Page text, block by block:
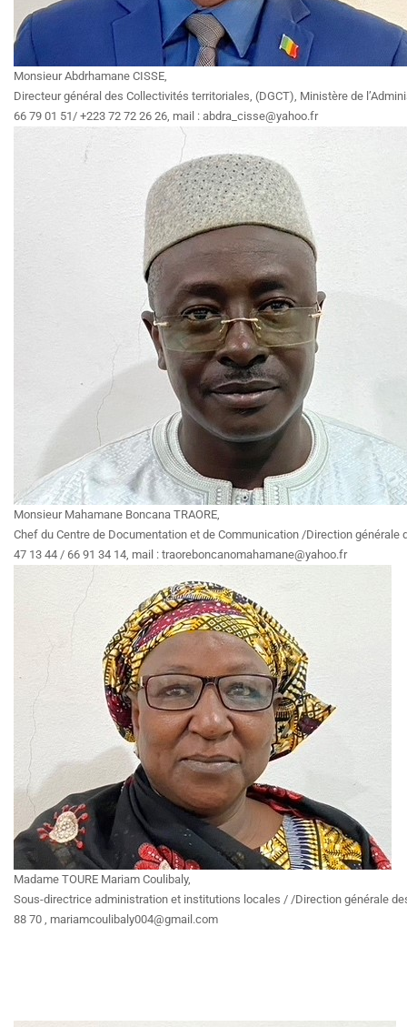
Monsieur Abdrhamane CISSE,
Directeur général des Collectivités territoriales, (DGCT), Ministère de
66 79 01 51/ +223 72 72 26 26, mail : abdra_cisse@yahoo.fr
Monsieur Mahamane Boncana TRAORE,
Chef du Centre de Documentation et de Communication /Direction générale
47 13 44 / 66 91 34 14, mail : traoreboncanomahamane@yahoo.fr
Madame TOURE Mariam Coulibaly,
Sous-directrice administration et institutions locales / /Direction générale
88 70 , mariamcoulibaly004@gmail.com